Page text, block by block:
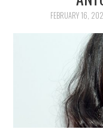
FEBRUARY 16,